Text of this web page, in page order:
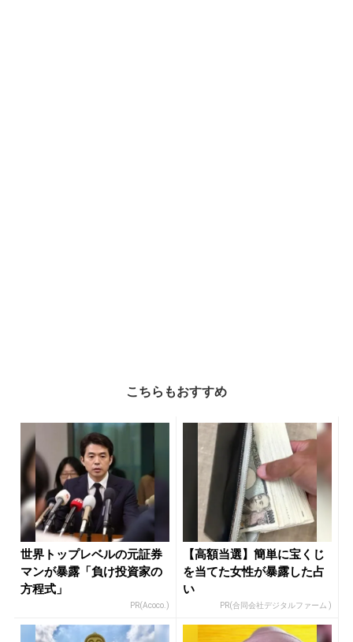
こちらもおすすめ
世界トップレベルの元証券
マンが暴露「負け投資家の
方程式」
PR(Acoco.)
【高額当選】簡単に宝くじ
を当てた女性が暴露した占
い
PR(合同会社デジタルファーム )